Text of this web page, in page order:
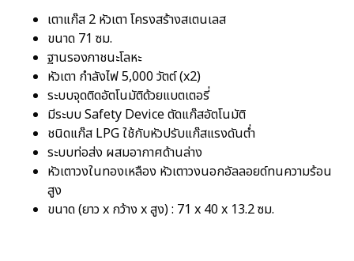
เตาแก๊ส 2 หัวเตา โครงสร้างสเตนเลส
ขนาด 71 ซม.
ฐานรองภาชนะโลหะ
หัวเตา กำลังไฟ 5,000 วัตต์ (x2)
ระบบจุดติดอัตโนมัติด้วยแบตเตอรี่
มีระบบ Safety Device ตัดแก๊สอัตโนมัติ
ชนิดแก๊ส LPG ใช้กับหัวปรับแก๊สแรงดันต่ำ
ระบบท่อส่ง ผสมอากาศด้านล่าง
หัวเตาวงในทองเหลือง หัวเตาวงนอกอัลลอยด์ทนความร้อน
สูง
ขนาด (ยาว x กว้าง x สูง) : 71 x 40 x 13.2 ซม.